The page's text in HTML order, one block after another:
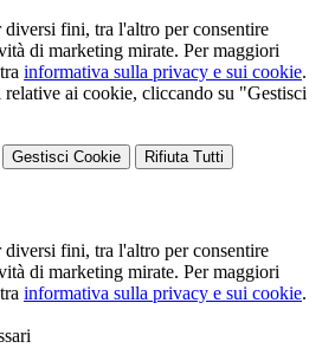
fini, tra l'altro per consentire
di marketing mirate. Per maggiori
informativa sulla privacy e sui cookie.
ai cookie, cliccando su "Gestisci
Gestisci Cookie Rifiuta Tutti
fini, tra l'altro per consentire
di marketing mirate. Per maggiori
informativa sulla privacy e sui cookie.